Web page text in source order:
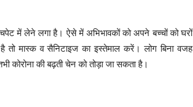
चपेट में लेने लगा है। ऐसे में अभिभावकों को अपने बच्चों को घरों
मास्क व सैनिटाइज का इस्तेमाल करें। लोग बिना वजह
कोरोना की बढ़ती चेन को तोड़ा जा सकता है।